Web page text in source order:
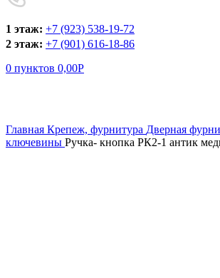
1 этаж: +7 (923) 538-19-72
2 этаж: +7 (901) 616-18-86
0 пунктов 0,00Р
Главная Крепеж, фурнитура Дверная
ключевины Ручка- кнопка РК2-1 антик